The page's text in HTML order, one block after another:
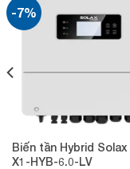
-7%
Biến tần Hybrid Solax
X1-HYB-6.0-LV